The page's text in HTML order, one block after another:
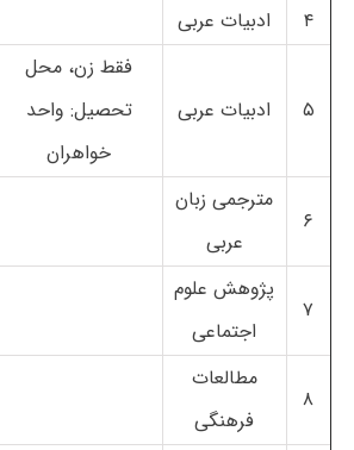
۴
ادبیات عربی
۵ ادبیات عربی
فقط زن، محل
تحصیل: واحد
خواهران
۶
مترجمی زبان
عربی
۷
پژوهش علوم
اجتماعی
۸
مطالعات
فرهنگی